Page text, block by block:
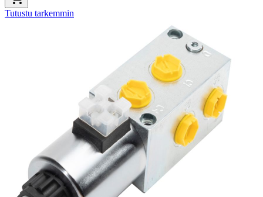
Tutustu tarkemmin